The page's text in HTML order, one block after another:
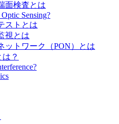
面検査とは
Sensing?
ストとは
視とは
ットワーク（PON）とは
？